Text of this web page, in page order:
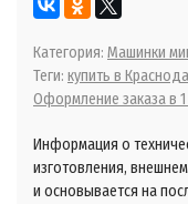
Категория: Машинки
Теги: купить в
Оформление заказа в
Информация о
изготовления,
и основывается на